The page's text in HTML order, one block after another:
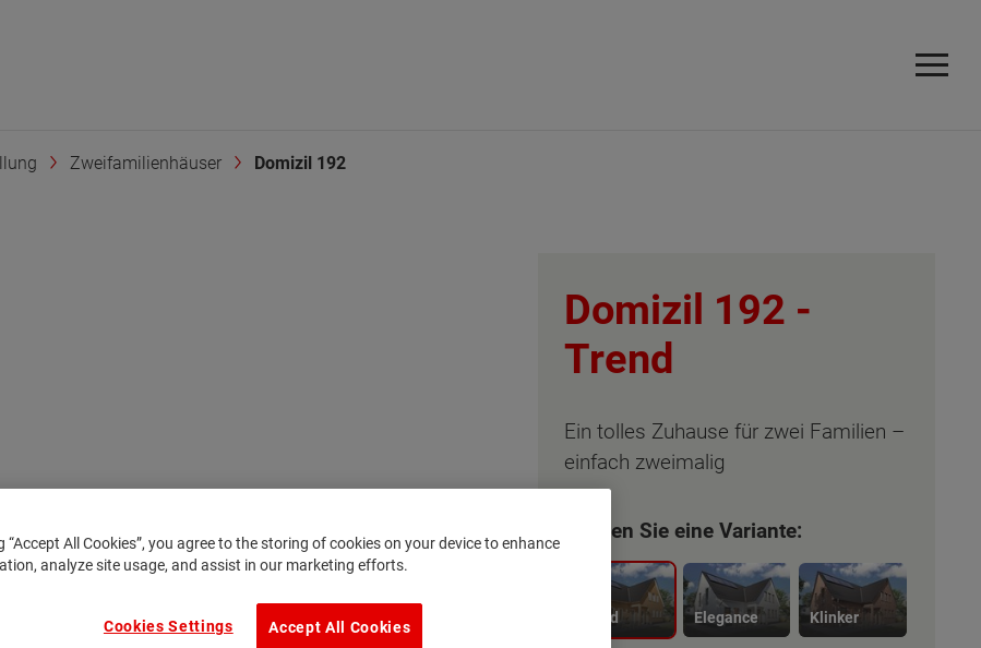
Zweifamilienhäuser Domizil 192
Domizil 192 -
Trend
Ein tolles Zuhause für zwei Familien –
einfach zweimalig
Wählen Sie eine Variante:
Trend Elegance Klinker
“Accept All Cookies”, you agree to the storing of cookies on your device to enhance
analyze site usage, and assist in our marketing efforts.
Accept All Cookies
Cookies Settings